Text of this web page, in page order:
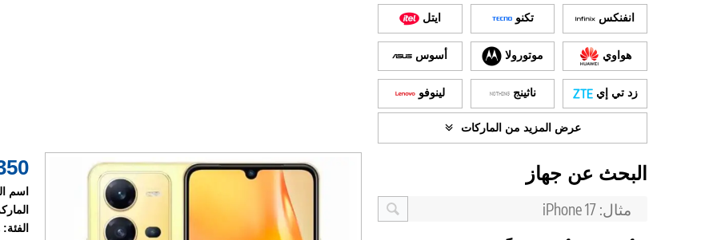
$
اسم
الفئة:
انفنكس تكنو ايتل
هواوي موتورولا أسوس
زد تي إي ناثينج لينوفو
عرض المزيد من الماركات
البحث عن جهاز